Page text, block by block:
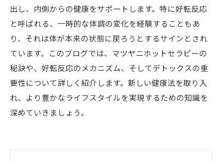
出し、内側からの健康をサポートします。特に好転反応
と呼ばれる、一時的な体調の変化を経験することもあ
り、それは体が本来の状態に戻ろうとするサインとされ
ています。このブログでは、マツヤニホットセラピーの
秘訣や、好転反応のメカニズム、そしてデトックスの重
要性について詳しく紹介します。新しい健康法を取り入
れ、より豊かなライフスタイルを実現するための知識を
深めていきましょう。